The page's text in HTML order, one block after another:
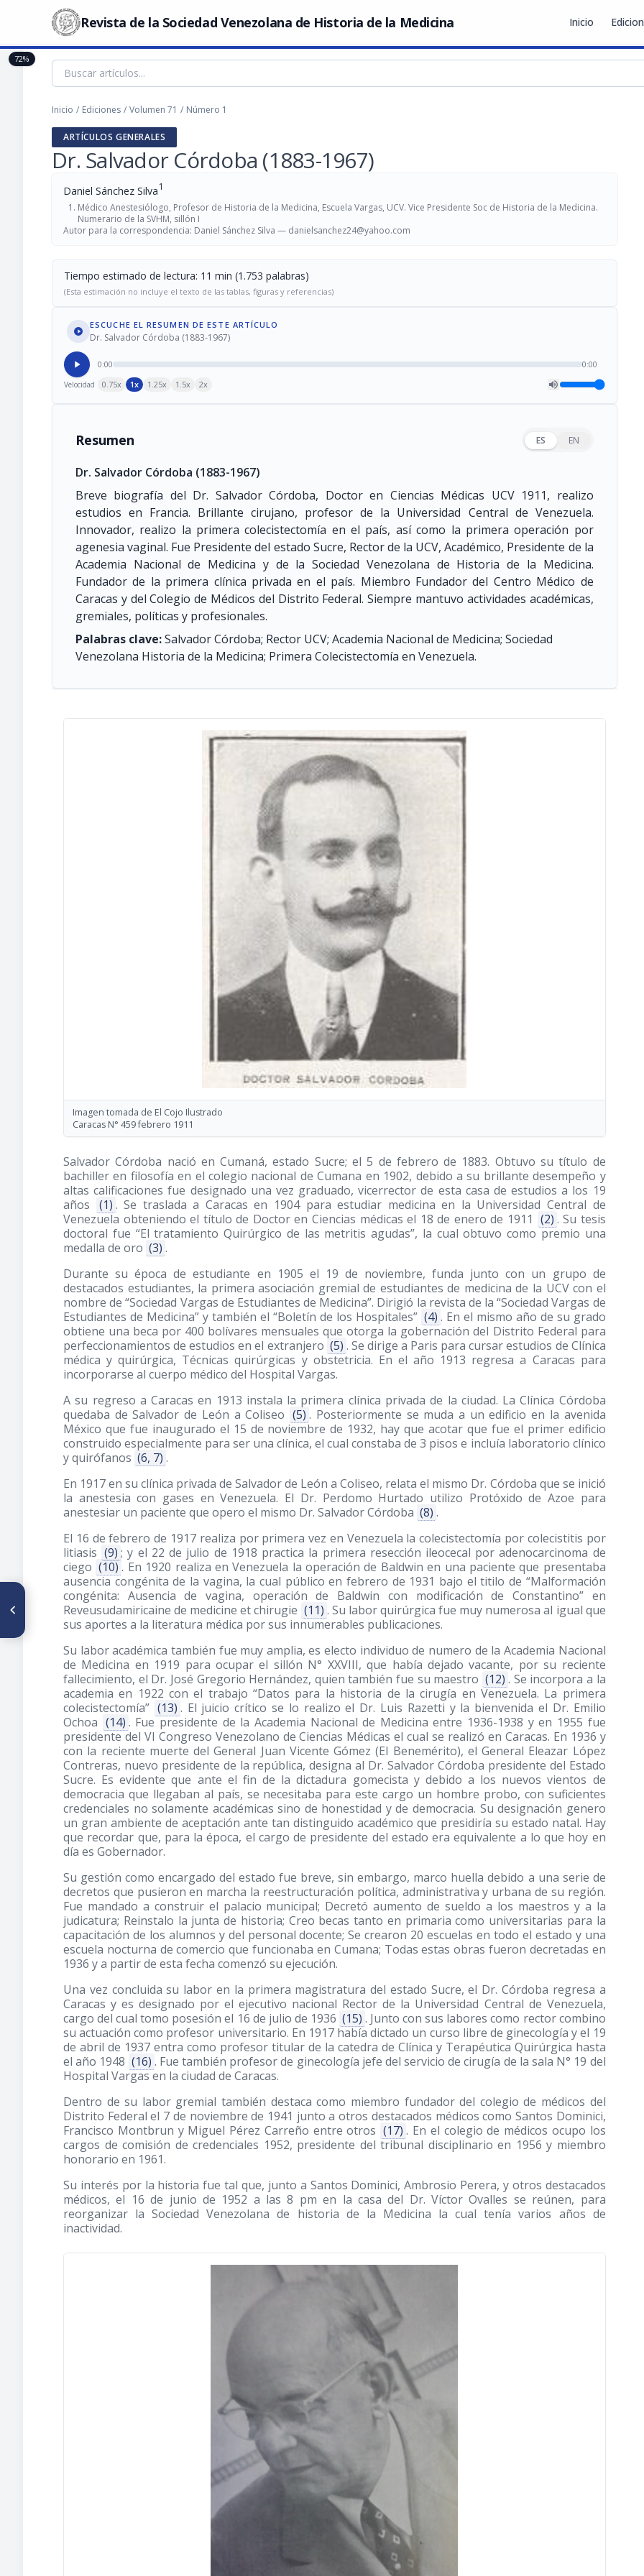
Revista de la Sociedad Venezolana de Historia de la Medicina Inicio
Inicio / Ediciones / Volumen 71 / Número 1
ARTÍCULOS GENERALES
Dr. Salvador Córdoba (1883-1967)
Daniel Sánchez Silva1
Médico Anestesiólogo, Profesor de Historia de la Medicina, Escuela Vargas, UCV. Vice Presidente Soc de Historia de la Medicina.
Numerario de la SVHM, sillón I
Autor para la correspondencia: Daniel Sánchez Silva — danielsanchez24@yahoo.com
Tiempo estimado de lectura: 11 min (1.753 palabras)
(Esta estimación no incluye el texto de las tablas, figuras y referencias)
ESCUCHE EL RESUMEN DE ESTE ARTÍCULO
Dr. Salvador Córdoba (1883-1967)
0:00 0:00
Velocidad 0.75x 1x 1.25x 1.5x 2x
Resumen ES EN
Dr. Salvador Córdoba (1883-1967)
Breve biografía del Dr. Salvador Córdoba, Doctor en Ciencias Médicas UCV 1911, realizo
estudios en Francia. Brillante cirujano, profesor de la Universidad Central de Venezuela.
Innovador, realizo la primera colecistectomía en el país, así como la primera operación por
agenesia vaginal. Fue Presidente del estado Sucre, Rector de la UCV, Académico, Presidente de la
Academia Nacional de Medicina y de la Sociedad Venezolana de Historia de la Medicina.
Fundador de la primera clínica privada en el país. Miembro Fundador del Centro Médico de
Caracas y del Colegio de Médicos del Distrito Federal. Siempre mantuvo actividades académicas,
gremiales, políticas y profesionales.
Palabras clave:Salvador Córdoba; Rector UCV; Academia Nacional de Medicina; Sociedad
Venezolana Historia de la Medicina; Primera Colecistectomía en Venezuela.
Imagen tomada de El Cojo Ilustrado
Caracas N° 459 febrero 1911
Salvador Córdoba nació en Cumaná, estado Sucre; el 5 de febrero de 1883. Obtuvo su título de
bachiller en filosofía en el colegio nacional de Cumana en 1902, debido a su brillante desempeño y
altas calificaciones fue designado una vez graduado, vicerrector de esta casa de estudios a los 19
años
(1) . Se traslada a Caracas en 1904 para estudiar medicina en la Universidad Central de
Venezuela obteniendo el título de Doctor en Ciencias médicas el 18 de enero de 1911 (2) . Su tesis
doctoral fue “El tratamiento Quirúrgico de las metritis agudas”, la cual obtuvo como premio una
medalla de oro (3) .
Durante su época de estudiante en 1905 el 19 de noviembre, funda junto con un grupo de
destacados estudiantes, la primera asociación gremial de estudiantes de medicina de la UCV con el
nombre de “Sociedad Vargas de Estudiantes de Medicina”. Dirigió la revista de la “Sociedad Vargas de
Estudiantes de Medicina” y también el “Boletín de los Hospitales” (4) . En el mismo año de su grado
obtiene una beca por 400 bolívares mensuales que otorga la gobernación del Distrito Federal para
perfeccionamientos de estudios en el extranjero (5) . Se dirige a Paris para cursar estudios de Clínica
médica y quirúrgica, Técnicas quirúrgicas y obstetricia. En el año 1913 regresa a Caracas para
incorporarse al cuerpo médico del Hospital Vargas.
A su regreso a Caracas en 1913 instala la primera clínica privada de la ciudad. La Clínica Córdoba
quedaba de Salvador de León a Coliseo (5) . Posteriormente se muda a un edificio en la avenida
México que fue inaugurado el 15 de noviembre de 1932, hay que acotar que fue el primer edificio
construido especialmente para ser una clínica, el cual constaba de 3 pisos e incluía laboratorio clínico
y quirófanos (6, 7) .
En 1917 en su clínica privada de Salvador de León a Coliseo, relata el mismo Dr. Córdoba que se inició
la anestesia con gases en Venezuela. El Dr. Perdomo Hurtado utilizo Protóxido de Azoe para
anestesiar un paciente que opero el mismo Dr. Salvador Córdoba (8) .
El 16 de febrero de 1917 realiza por primera vez en Venezuela la colecistectomía por colecistitis por
litiasis (9) ; y el 22 de julio de 1918 practica la primera resección ileocecal por adenocarcinoma de
ciego (10) . En 1920 realiza en Venezuela la operación de Baldwin en una paciente que presentaba
ausencia congénita de la vagina, la cual público en febrero de 1931 bajo el titilo de “Malformación
congénita: Ausencia de vagina, operación de Baldwin con modificación de Constantino” en
Reveusudamiricaine de medicine et chirugie (11) . Su labor quirúrgica fue muy numerosa al igual que
sus aportes a la literatura médica por sus innumerables publicaciones.
Su labor académica también fue muy amplia, es electo individuo de numero de la Academia Nacional
de Medicina en 1919 para ocupar el sillón N° XXVIII, que había dejado vacante, por su reciente
fallecimiento, el Dr. José Gregorio Hernández, quien también fue su maestro (12) . Se incorpora a la
academia en 1922 con el trabajo “Datos para la historia de la cirugía en Venezuela. La primera
colecistectomía” (13) . El juicio crítico se lo realizo el Dr. Luis Razetti y la bienvenida el Dr. Emilio
Ochoa (14) . Fue presidente de la Academia Nacional de Medicina entre 1936-1938 y en 1955 fue
presidente del VI Congreso Venezolano de Ciencias Médicas el cual se realizó en Caracas. En 1936 y
con la reciente muerte del General Juan Vicente Gómez (El Benemérito), el General Eleazar López
Contreras, nuevo presidente de la república, designa al Dr. Salvador Córdoba presidente del Estado
Sucre. Es evidente que ante el fin de la dictadura gomecista y debido a los nuevos vientos de
democracia que llegaban al país, se necesitaba para este cargo un hombre probo, con suficientes
credenciales no solamente académicas sino de honestidad y de democracia. Su designación genero
un gran ambiente de aceptación ante tan distinguido académico que presidiría su estado natal. Hay
que recordar que, para la época, el cargo de presidente del estado era equivalente a lo que hoy en
día es Gobernador.
Su gestión como encargado del estado fue breve, sin embargo, marco huella debido a una serie de
decretos que pusieron en marcha la reestructuración política, administrativa y urbana de su región.
Fue mandado a construir el palacio municipal; Decretó aumento de sueldo a los maestros y a la
judicatura; Reinstalo la junta de historia; Creo becas tanto en primaria como universitarias para la
capacitación de los alumnos y del personal docente; Se crearon 20 escuelas en todo el estado y una
escuela nocturna de comercio que funcionaba en Cumana; Todas estas obras fueron decretadas en
1936 y a partir de esta fecha comenzó su ejecución.
Una vez concluida su labor en la primera magistratura del estado Sucre, el Dr. Córdoba regresa a
Caracas y es designado por el ejecutivo nacional Rector de la Universidad Central de Venezuela,
cargo del cual tomo posesión el 16 de julio de 1936 (15) . Junto con sus labores como rector combino
su actuación como profesor universitario. En 1917 había dictado un curso libre de ginecología y el 19
de abril de 1937 entra como profesor titular de la catedra de Clínica y Terapéutica Quirúrgica hasta
el año 1948 (16) . Fue también profesor de ginecología jefe del servicio de cirugía de la sala N° 19 del
Hospital Vargas en la ciudad de Caracas.
Dentro de su labor gremial también destaca como miembro fundador del colegio de médicos del
Distrito Federal el 7 de noviembre de 1941 junto a otros destacados médicos como Santos Dominici,
Francisco Montbrun y Miguel Pérez Carreño entre otros (17) . En el colegio de médicos ocupo los
cargos de comisión de credenciales 1952, presidente del tribunal disciplinario en 1956 y miembro
honorario en 1961.
Su interés por la historia fue tal que, junto a Santos Dominici, Ambrosio Perera, y otros destacados
médicos, el 16 de junio de 1952 a las 8 pm en la casa del Dr. Víctor Ovalles se reúnen, para
reorganizar la Sociedad Venezolana de historia de la Medicina la cual tenía varios años de
inactividad.
72%
ARTÍCULO ANTERIOR
Dr. Ceferino Alegría Mauricio
(1913-1979)